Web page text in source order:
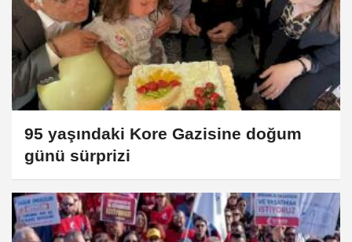
95 yaşındaki Kore Gazisine doğum
günü sürprizi